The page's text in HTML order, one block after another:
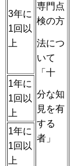
3年に
1回以
上
専門点
検の方
法につ
いて
「十
分な知
見を有
する
者」
1年に
1回以
上
1年に
1回以
上